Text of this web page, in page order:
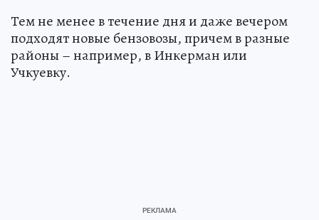
Тем не менее в течение дня и даже вечером
подходят новые бензовозы, причем в разные
районы – например, в Инкерман или
Учкуевку.